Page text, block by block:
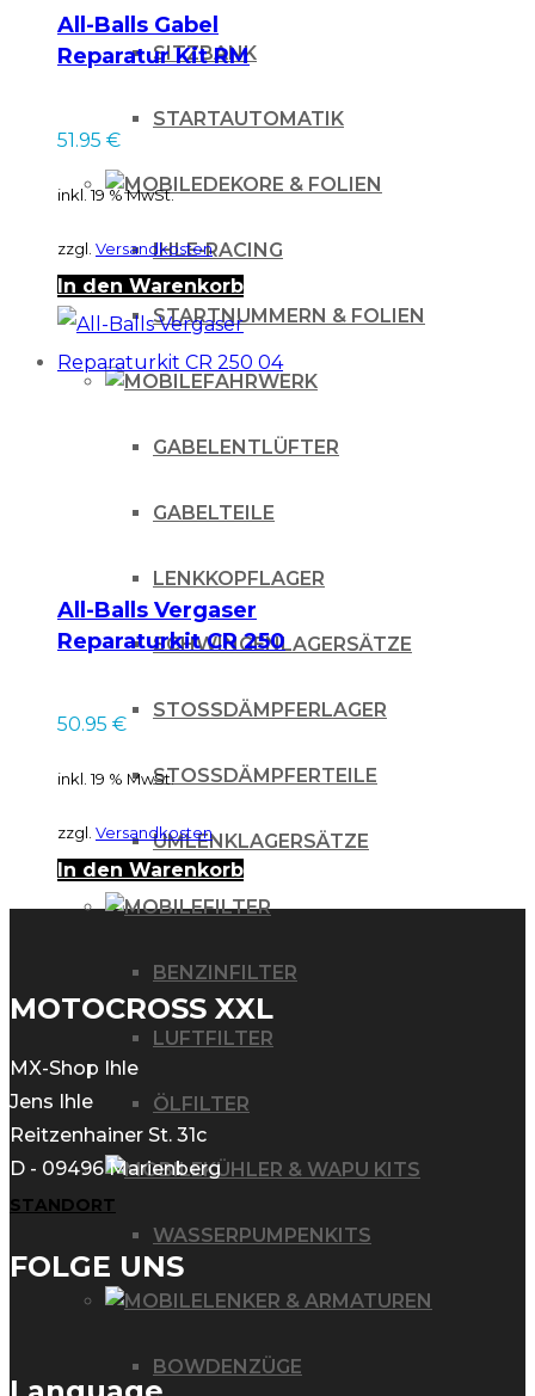
SITZBANK
STARTAUTOMATIK
DEKORE & FOLIEN
IHLE-RACING
STARTNUMMERN & FOLIEN
FAHRWERK
GABELENTLÜFTER
GABELTEILE
LENKKOPFLAGER
SCHWINGENLAGERSÄTZE
STOSSDÄMPFERLAGER
STOSSDÄMPFERTEILE
UMLENKLAGERSÄTZE
FILTER
BENZINFILTER
LUFTFILTER
ÖLFILTER
KÜHLER & WAPU KITS
WASSERPUMPENKITS
LENKER & ARMATUREN
BOWDENZÜGE
All-Balls Gabel
Reparatur Kit RM
51.95 €
inkl. 19 % MwSt.
zzgl. Versandkosten
In den Warenkorb
All-Balls Vergaser
Reparaturkit CR 250
50.95 €
inkl. 19 % MwSt.
zzgl. Versandkosten
In den Warenkorb
MOTOCROSS XXL
MX-Shop Ihle
Jens Ihle
Reitzenhainer St. 31c
D - 09496 Marienberg
STANDORT
FOLGE UNS